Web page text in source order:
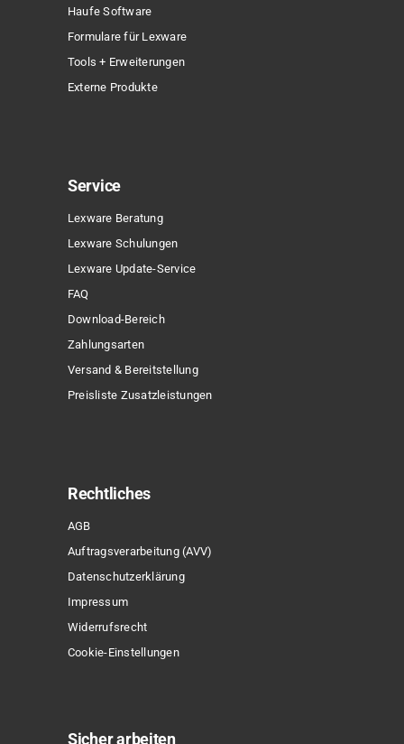
Haufe Software
Formulare für Lexware
Tools + Erweiterungen
Externe Produkte
Service
Lexware Beratung
Lexware Schulungen
Lexware Update-Service
FAQ
Download-Bereich
Zahlungsarten
Versand & Bereitstellung
Preisliste Zusatzleistungen
Rechtliches
AGB
Auftragsverarbeitung (AVV)
Datenschutzerklärung
Impressum
Widerrufsrecht
Cookie-Einstellungen
Sicher arbeiten